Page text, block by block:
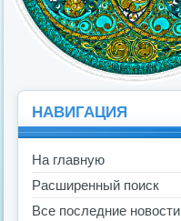
НАВИГАЦИЯ
На главную
Расширенный поиск
Все последние новости